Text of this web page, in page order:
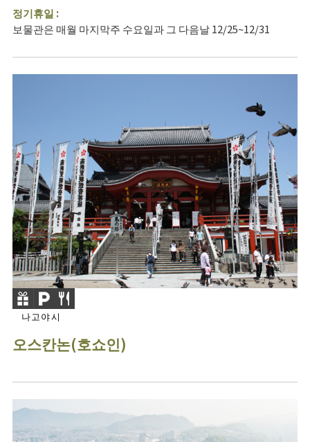
정기휴일 :
보물관은 매월 마지막주 수요일과 그 다음날 12/25~12/31
나고야시
오스칸논(호쇼인)